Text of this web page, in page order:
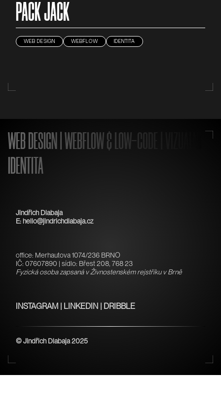
PACK JACK
WEB DESIGN WEBFLOW IDENTITA
WEB DESIGN | WEBFLOW & LOW-CODE | VIZUÁLNÍ
IDENTITA
Jindřich Dlabaja
E: hello@jindrichdlabaja.cz
office: Merhautova 1074/236 BRNO
IČ: 07607890 | sídlo: Břest 208, 768 23
Fyzická osoba zapsaná v Živnostenském rejstříku v Brně
INSTAGRAM LINKEDIN DRIBBLE
© Jindřich Dlabaja2025